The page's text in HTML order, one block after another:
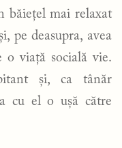
băiețel mai relaxat
pe deasupra, avea
o viață socială vie.
și, ca tânăr
cu el o ușă către